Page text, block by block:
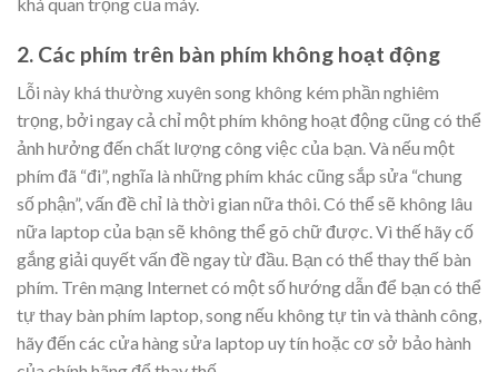
2. Các phím trên bàn phím không hoạt động
Lỗi này khá thường xuyên song không kém phần nghiêm
trọng, bởi ngay cả chỉ một phím không hoạt động cũng có thể
ảnh hưởng đến chất lượng công việc của bạn. Và nếu một
phím đã “đi”, nghĩa là những phím khác cũng sắp sửa “chung
số phận”, vấn đề chỉ là thời gian nữa thôi. Có thể sẽ không lâu
nữa laptop của bạn sẽ không thể gõ chữ được. Vì thế hãy cố
gắng giải quyết vấn đề ngay từ đầu. Bạn có thể thay thế bàn
phím. Trên mạng Internet có một số hướng dẫn để bạn có thể
tự thay bàn phím laptop, song nếu không tự tin và thành công,
hãy đến các cửa hàng sửa laptop uy tín hoặc cơ sở bảo hành